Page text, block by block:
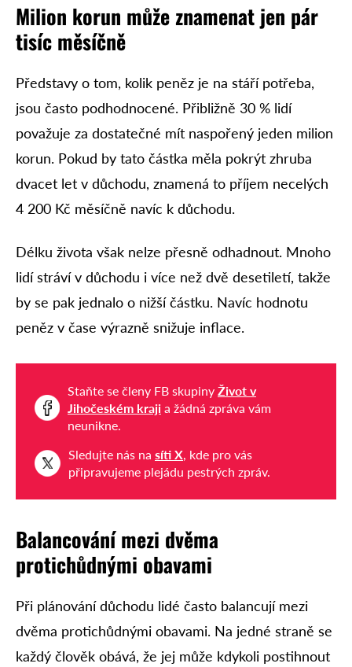
Milion korun může znamenat jen pár
tisíc měsíčně
Představy o tom, kolik peněz je na stáří potřeba,
jsou často podhodnocené. Přibližně 30 % lidí
považuje za dostatečné mít naspořený jeden milion
korun. Pokud by tato částka měla pokrýt zhruba
dvacet let v důchodu, znamená to příjem necelých
4 200 Kč měsíčně navíc k důchodu.
Délku života však nelze přesně odhadnout. Mnoho
lidí stráví v důchodu i více než dvě desetiletí, takže
by se pak jednalo o nižší částku. Navíc hodnotu
peněz v čase výrazně snižuje inflace.
Staňte se členy FB skupiny Život v
Jihočeském kraji a žádná zpráva vám
neunikne.
Sledujte nás na síti X, kde pro vás
připravujeme plejádu pestrých zpráv.
Balancování mezi dvěma
protichůdnými obavami
Při plánování důchodu lidé často balancují mezi
dvěma protichůdnými obavami. Na jedné straně se
každý člověk obává, že jej může kdykoli postihnout